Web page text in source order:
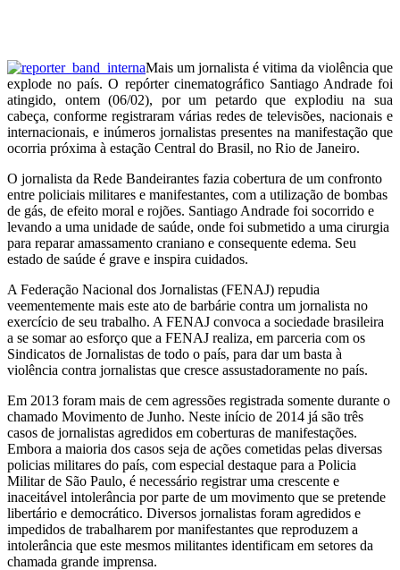
Mais um jornalista é vitima da violência que
explode no país. O repórter cinematográfico Santiago Andrade foi
atingido, ontem (06/02), por um petardo que explodiu na sua
cabeça, conforme registraram várias redes de televisões, nacionais e
internacionais, e inúmeros jornalistas presentes na manifestação que
ocorria próxima à estação Central do Brasil, no Rio de Janeiro.
O jornalista da Rede Bandeirantes fazia cobertura de um confronto
entre policiais militares e manifestantes, com a utilização de bombas
de gás, de efeito moral e rojões. Santiago Andrade foi socorrido e
levando a uma unidade de saúde, onde foi submetido a uma cirurgia
para reparar amassamento craniano e consequente edema. Seu
estado de saúde é grave e inspira cuidados.
A Federação Nacional dos Jornalistas (FENAJ) repudia
veementemente mais este ato de barbárie contra um jornalista no
exercício de seu trabalho. A FENAJ convoca a sociedade brasileira
a se somar ao esforço que a FENAJ realiza, em parceria com os
Sindicatos de Jornalistas de todo o país, para dar um basta à
violência contra jornalistas que cresce assustadoramente no país.
Em 2013 foram mais de cem agressões registrada somente durante o
chamado Movimento de Junho. Neste início de 2014 já são três
casos de jornalistas agredidos em coberturas de manifestações.
Embora a maioria dos casos seja de ações cometidas pelas diversas
policias militares do país, com especial destaque para a Policia
Militar de São Paulo, é necessário registrar uma crescente e
inaceitável intolerância por parte de um movimento que se pretende
libertário e democrático. Diversos jornalistas foram agredidos e
impedidos de trabalharem por manifestantes que reproduzem a
intolerância que este mesmos militantes identificam em setores da
chamada grande imprensa.